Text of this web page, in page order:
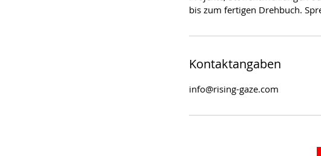
bis zum fertigen Drehbuch.
Kontaktangaben
info@rising-gaze.com